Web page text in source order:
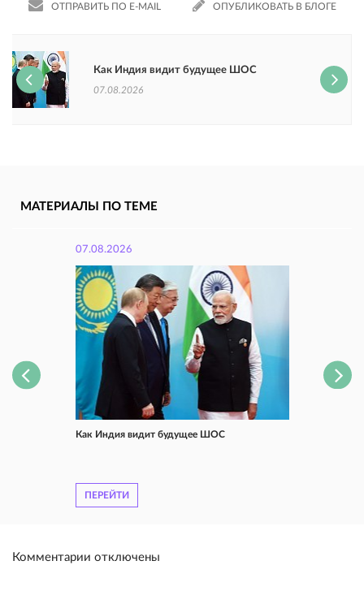
ОТПРАВИТЬ ПО E-MAIL ОПУБЛИКОВАТЬ В БЛОГЕ
Как Индия видит будущее ШОС
07.08.2026
МАТЕРИАЛЫ ПО ТЕМЕ
07.08.2026
Как Индия видит будущее ШОС
ПЕРЕЙТИ
Комментарии отключены